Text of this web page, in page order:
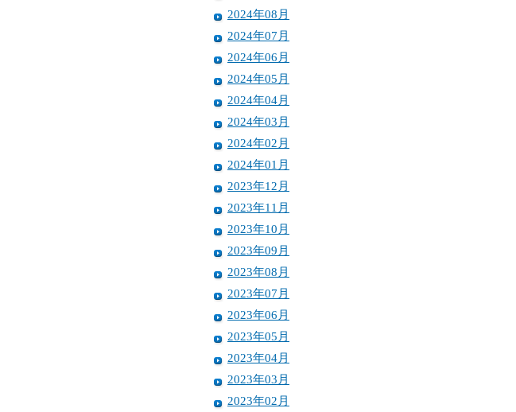
2024年08月
2024年07月
2024年06月
2024年05月
2024年04月
2024年03月
2024年02月
2024年01月
2023年12月
2023年11月
2023年10月
2023年09月
2023年08月
2023年07月
2023年06月
2023年05月
2023年04月
2023年03月
2023年02月